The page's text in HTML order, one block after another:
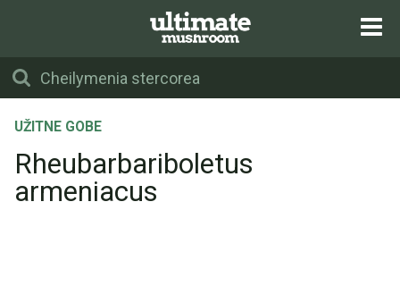
UŽITNE GOBE
Rheubarbariboletus
armeniacus